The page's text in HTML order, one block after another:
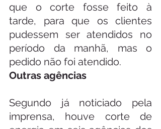
que o corte fosse feito à
tarde, para que os clientes
pudessem ser atendidos no
período da manhã, mas o
pedido não foi atendido.
Outras agências
Segundo já noticiado pela
imprensa, houve corte de